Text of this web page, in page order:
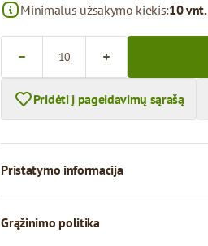
Minimalus užsakymo kiekis:10 vnt.
Pridėti į pageidavimų sąrašą
Pristatymo informacija
Grąžinimo politika